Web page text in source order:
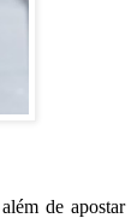
de apostar